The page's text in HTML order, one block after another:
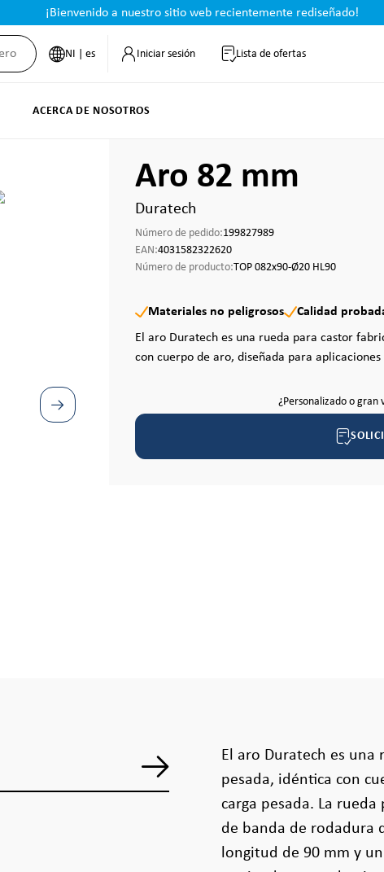
¡Bienvenido a nuestro sitio web recientemente rediseñado!
NI | es Iniciar sesión Lista de ofertas
ACERCA DE NOSOTROS
Aro 82 mm
Duratech
Número de pedido:199827989
EAN:4031582322620
Número de producto:TOP 082x90-Ø20 HL90
Materiales no peligrosos
Calidad
El aro Duratech es una rueda para castor
con cuerpo de aro, diseñada para
¿Personalizado o gran
El aro Duratech es
pesada, idéntica con
carga pesada. La
de banda de rodadura
longitud de 90 mm y